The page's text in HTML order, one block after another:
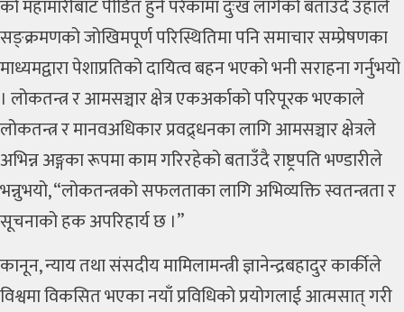
को महामारीबाट पीडित हुने परेकामा दुःख लागेको बताउँदै उहाँले
सङ्क्रमणको जोखिमपूर्ण परिस्थितिमा पनि समाचार सम्प्रेषणका
माध्यमद्वारा पेशाप्रतिको दायित्व बहन भएको भनी सराहना गर्नुभयो
। लोकतन्त्र र आमसञ्चार क्षेत्र एकअर्काको परिपूरक भएकाले
लोकतन्त्र र मानवअधिकार प्रवद्र्धनका लागि आमसञ्चार क्षेत्रले
अभिन्न अङ्गका रूपमा काम गरिरहेको बताउँदै राष्ट्रपति भण्डारीले
भन्नुभयो, “लोकतन्त्रको सफलताका लागि अभिव्यक्ति स्वतन्त्रता र
सूचनाको हक अपरिहार्य छ ।”
कानून, न्याय तथा संसदीय मामिलामन्त्री ज्ञानेन्द्रबहादुर कार्कीले
विश्वमा विकसित भएका नयाँ प्रविधिको प्रयोगलाई आत्मसात् गरी